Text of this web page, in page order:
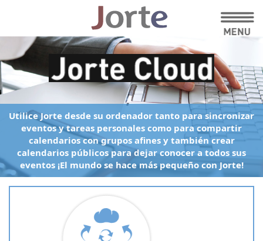
Utilice Jorte desde su ordenador tanto para sincronizar
eventos y tareas personales como para compartir
calendarios con grupos afinesy también crear
calendarios públicos para dejar conocer a todos sus
eventos¡El mundo se hace más pequeño con Jorte!